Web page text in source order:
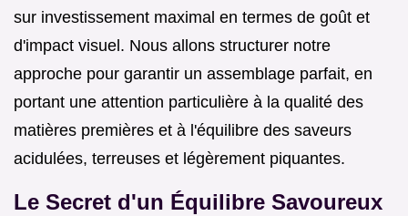
sur investissement maximal en termes de goût et
d'impact visuel. Nous allons structurer notre
approche pour garantir un assemblage parfait, en
portant une attention particulière à la qualité des
matières premières et à l'équilibre des saveurs
acidulées, terreuses et légèrement piquantes.
Le Secret d'un Équilibre Savoureux